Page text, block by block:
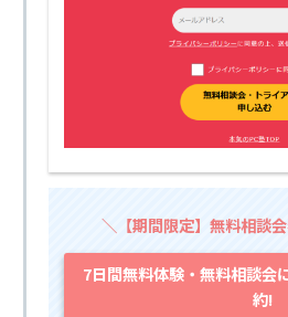
＼【期間限定】無料相談
7日間無料体験・無料相談会
約!